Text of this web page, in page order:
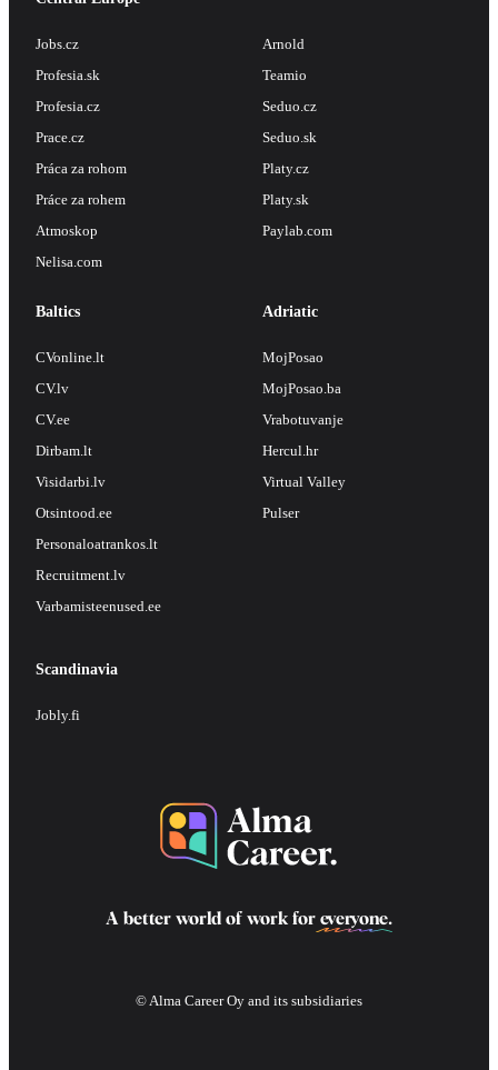
Jobs.cz
Profesia.sk
Profesia.cz
Prace.cz
Práca za rohom
Práce za rohem
Atmoskop
Nelisa.com
Arnold
Teamio
Seduo.cz
Seduo.sk
Platy.cz
Platy.sk
Paylab.com
Baltics
CVonline.lt
CV.lv
CV.ee
Dirbam.lt
Visidarbi.lv
Otsintood.ee
Personaloatrankos.lt
Recruitment.lv
Varbamisteenused.ee
Adriatic
MojPosao
MojPosao.ba
Vrabotuvanje
Hercul.hr
Virtual Valley
Pulser
Scandinavia
Jobly.fi
A better world of work for everyone.
© Alma Career Oy and its subsidiaries